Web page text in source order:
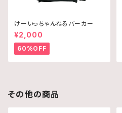
けーいっちゃんねるパーカー
¥2,000
60%OFF
その他の商品